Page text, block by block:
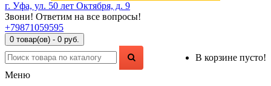
г. Уфа, ул. 50 лет Октября, д. 9
Звони! Ответим на все вопросы!
+79871059595
0 товар(ов) - 0 руб.
В корзине пусто!
Меню